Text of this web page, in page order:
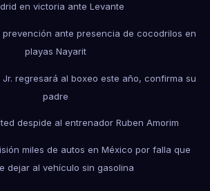
en victoria ante Levante
ante presencia de cocodrilos en
playas Nayarit
regresará al boxeo este año, confirma su
padre
despide al entrenador Ruben Amorim
miles de autos en México por falla que
dejar al vehículo sin gasolina